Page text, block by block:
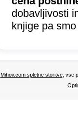
dobavljivosti
knjige pa
Mihov.com spletne storitve, vse